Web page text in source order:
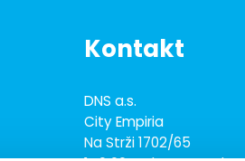
Kontakt
DNS a.s.
City Empiria
Na Strži 1702/65